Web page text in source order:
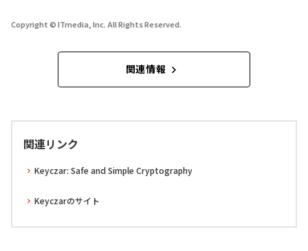
Copyright © ITmedia, Inc. All Rights Reserved.
関連情報
関連リンク
Keyczar: Safe and Simple Cryptography
Keyczarのサイト